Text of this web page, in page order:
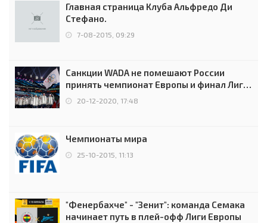
Главная страница Клуба Альфредо Ди
Стефано.
7-08-2015, 09:29
Санкции WADA не помешают России
принять чемпионат Европы и финал Лиги
чемпионов.
20-12-2020, 17:48
Чемпионаты мира
25-10-2015, 11:13
"Фенербахче" - "Зенит": команда Семака
начинает путь в плей-офф Лиги Европы